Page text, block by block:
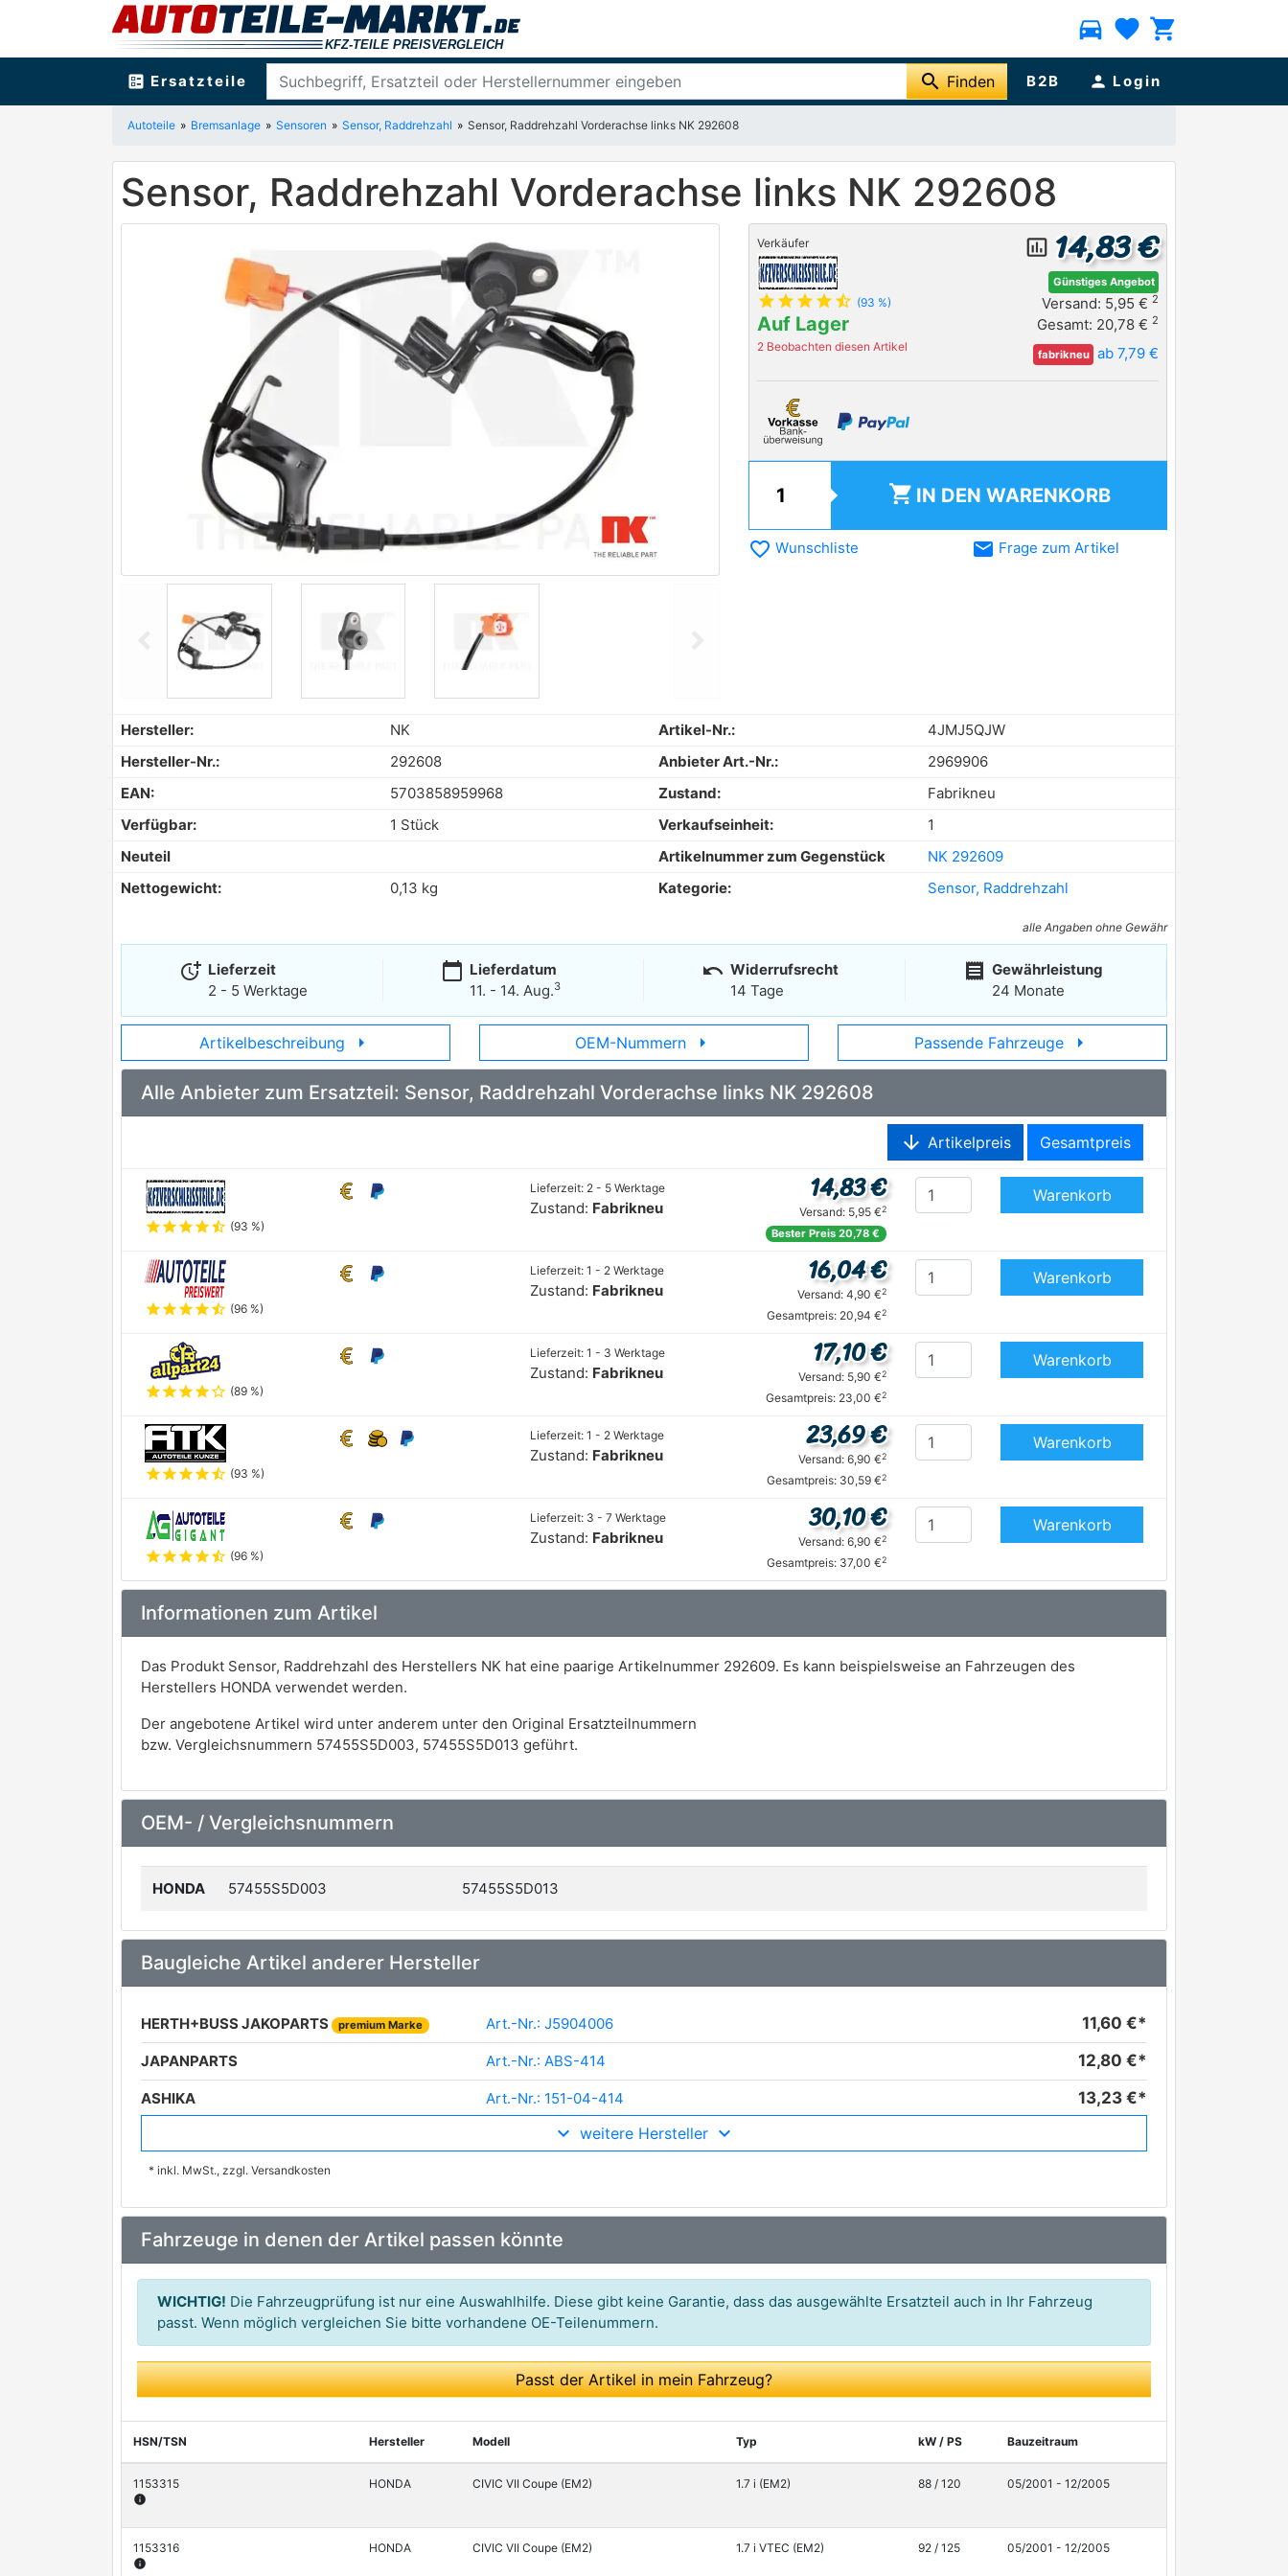
directions_car favorite shopping_cart
ballot Ersatzteile search Finden B2B person Login
Autoteile Bremsanlage Sensoren Sensor, Raddrehzahl Sensor, Raddrehzahl Vorderachse links NK 292608
Sensor, Raddrehzahl Vorderachse links NK 292608
Previous
Verkäufer
star star star star star_half (93 %)
Auf Lager
2 Beobachten diesen Artikel
insert_chart_outlined 14,83 €
Günstiges Angebot
Versand: 5,95 € 2
Gesamt: 20,78 € 2
fabrikneu ab 7,79 €
shopping_cart IN DEN WARENKORB
favorite_border Wunschliste email Frage zum Artikel
Hersteller: NK Artikel-Nr.:
4JMJ5QJW
Hersteller-Nr.:
292608 Anbieter Art.-Nr.:
2969906
EAN:
5703858959968 Zustand:
Fabrikneu
Verfügbar:
1 Stück Verkaufseinheit:
1
Neuteil
Artikelnummer zum Gegenstück
NK 292609
Nettogewicht:
0,13 kg Kategorie: Sensor, Raddrehzahl
alle Angaben ohne Gewähr
more_time Lieferzeit
2 - 5 Werktage
calendar_today Lieferdatum
11. - 14. Aug.3
undo Widerrufsrecht
14 Tage
receipt Gewährleistung
24 Monate
Artikelbeschreibung arrow_right OEM-Nummern arrow_right Passende Fahrzeuge arrow_right
Alle Anbieter zum Ersatzteil: Sensor, Raddrehzahl Vorderachse links NK 292608
arrow_downward Artikelpreis Gesamtpreis
starstarstarstarstar_half (93 %)
Lieferzeit: 2 - 5 Werktage
Zustand: Fabrikneu
14,83 €
Versand: 5,95 €2
Bester Preis 20,78 €
Warenkorb
starstarstarstarstar_half (96 %)
Lieferzeit: 1 - 2 Werktage
Zustand: Fabrikneu
16,04 €
Versand: 4,90 €2
Gesamtpreis: 20,94 €2
Warenkorb
starstarstarstarstar_outline (89 %)
Lieferzeit: 1 - 3 Werktage
Zustand: Fabrikneu
17,10 €
Versand: 5,90 €2
Gesamtpreis: 23,00 €2
Warenkorb
starstarstarstarstar_half (93 %)
Lieferzeit: 1 - 2 Werktage
Zustand: Fabrikneu
23,69 €
Versand: 6,90 €2
Gesamtpreis: 30,59 €2
Warenkorb
starstarstarstarstar_half (96 %)
Lieferzeit: 3 - 7 Werktage
Zustand: Fabrikneu
30,10 €
Versand: 6,90 €2
Gesamtpreis: 37,00 €2
Warenkorb
Informationen zum Artikel
Das Produkt Sensor, Raddrehzahl des Herstellers NK hat eine paarige Artikelnummer 292609. Es kann beispielsweise an Fahrzeugen des
Herstellers HONDA verwendet werden.
Der angebotene Artikel wird unter anderem unter den Original Ersatzteilnummern
bzw. Vergleichsnummern 57455S5D003, 57455S5D013 geführt.
OEM- / Vergleichsnummern
HONDA 57455S5D003 57455S5D013
Baugleiche Artikel anderer Hersteller
HERTH+BUSS JAKOPARTS premium Marke Art.-Nr.: J5904006 11,60 €*
JAPANPARTS Art.-Nr.: ABS-414 12,80 €*
ASHIKA Art.-Nr.: 151-04-414 13,23 €*
Art.-Nr.: 30836
METZGER AUTOTEILE
MEYLE premium Marke Art.-Nr.: 31-14 899 0009 17,90 €*
BLUE PRINT Art.-Nr.: ADH27160
VEMO Art.-Nr.: V26-72-0048 19,60 €*
TRISCAN premium Marke Art.-Nr.: 8180 40280
GSP Art.-Nr.: 9A0663
KAVO PARTS Art.-Nr.: BAS-2076
KAWE Art.-Nr.: 8180 40280
STELLOX
weitere Hersteller
* inkl. MwSt., zzgl. Versandkosten
Fahrzeuge in denen der Artikel passen könnte
WICHTIG! Die Fahrzeugprüfung ist nur eine Auswahlhilfe. Diese gibt keine Garantie, dass das ausgewählte Ersatzteil auch in Ihr Fahrzeug
passt. Wenn möglich vergleichen Sie bitte vorhandene OE-Teilenummern.
Passt der Artikel in mein Fahrzeug?
HSN/TSN Hersteller Modell Typ kW / PS Bauzeitraum
1153315
info
HONDA CIVIC VII Coupe (EM2) 1.7 i (EM2) 88 / 120 05/2001 - 12/2005
1153316
info
HONDA CIVIC VII Coupe (EM2) 1.7 i VTEC (EM2) 92 / 125 05/2001 - 12/2005